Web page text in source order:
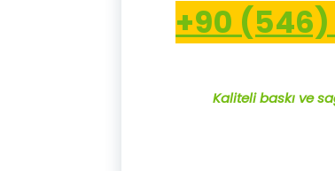
+90 (546)
Kaliteli baskı ve